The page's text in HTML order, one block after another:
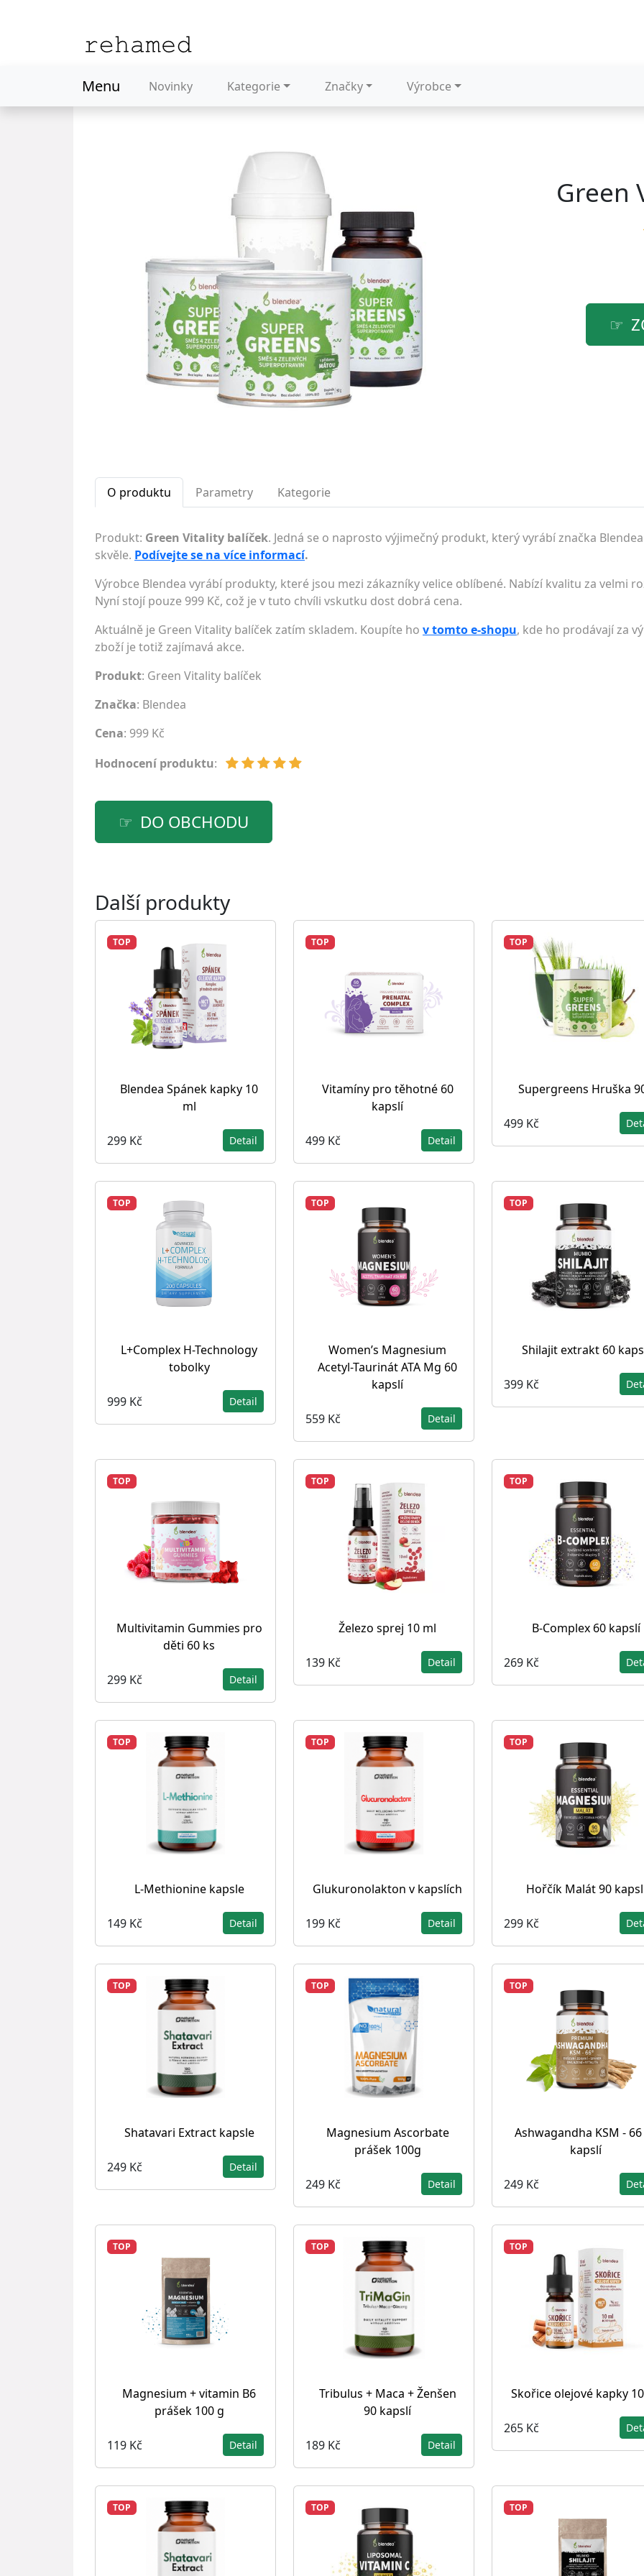
Menu Novinky Kategorie Značky Výrobce
Green
O produktu Parametry Kategorie
Produkt: Green Vitality balíček. Jedná se o naprosto výjimečný produkt, který vyrábí značka
skvěle. Podívejte se na více informací.
Výrobce Blendea vyrábí produkty, které jsou mezi zákazníky velice oblíbené. Nabízí kvalitu za velmi
Nyní stojí pouze 999 Kč, což je v tuto chvíli vskutku dost dobrá cena.
Aktuálně je Green Vitality balíček zatím skladem. Koupíte ho v tomto e-shopu, kde ho prodávají za
zboží je totiž zajímavá akce.
Produkt: Green Vitality balíček
Značka: Blendea
Cena: 999 Kč
Hodnocení produktu:
DO OBCHODU
Další produkty
TOP
Blendea Spánek kapky 10
ml
299 Kč Detail
TOP
Vitamíny pro těhotné 60
kapslí
499 Kč Detail
TOP
Supergreens Hruška
499 Kč
TOP
L+Complex H-Technology
tobolky
999 Kč Detail
TOP
Women’s Magnesium
Acetyl-Taurinát ATA Mg 60
kapslí
559 Kč Detail
TOP
Shilajit extrakt 60
399 Kč
TOP
Multivitamin Gummies pro
děti 60 ks
299 Kč Detail
TOP
Železo sprej 10 ml
139 Kč Detail
TOP
B-Complex 60 kapslí
269 Kč
TOP
L-Methionine kapsle
149 Kč Detail
TOP
Glukuronolakton v kapslích
199 Kč Detail
TOP
Hořčík Malát 90
299 Kč
TOP
Shatavari Extract kapsle
249 Kč Detail
TOP
Magnesium Ascorbate
prášek 100g
249 Kč Detail
TOP
Ashwagandha KSM - 66
kapslí
249 Kč
TOP
Magnesium + vitamin B6
prášek 100 g
119 Kč Detail
TOP
Tribulus + Maca + Ženšen
90 kapslí
189 Kč Detail
TOP
Skořice olejové kapky
265 Kč
TOP TOP TOP